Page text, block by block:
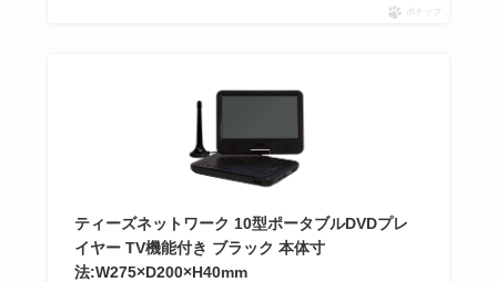
ポチップ
ティーズネットワーク 10型ポータブルDVDプレ
イヤー TV機能付き ブラック 本体寸
法:W275×D200×H40mm